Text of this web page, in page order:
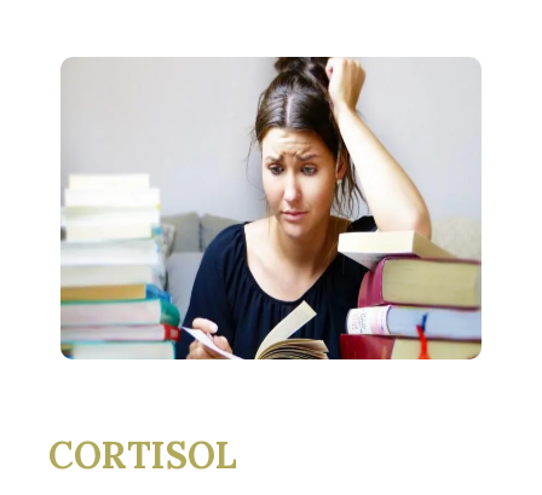
CORTISOL